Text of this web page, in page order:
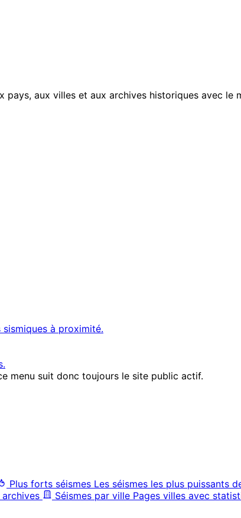
pays, aux villes et aux archives historiques avec le
à proximité.
menu suit donc toujours le site public actif.
Plus forts séismes Les séismes les plus puissants
Séismes par ville Pages villes avec